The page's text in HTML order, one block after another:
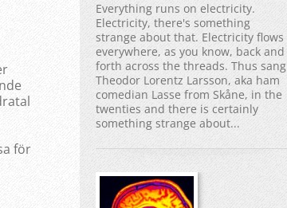
för
Everything runs on electricity.
Electricity, there's something
strange about that. Electricity flows
everywhere, as you know, back and
forth across the threads. Thus sang
Theodor Lorentz Larsson, aka ham
comedian Lasse from Skåne, in the
twenties and there is certainly
something strange about...